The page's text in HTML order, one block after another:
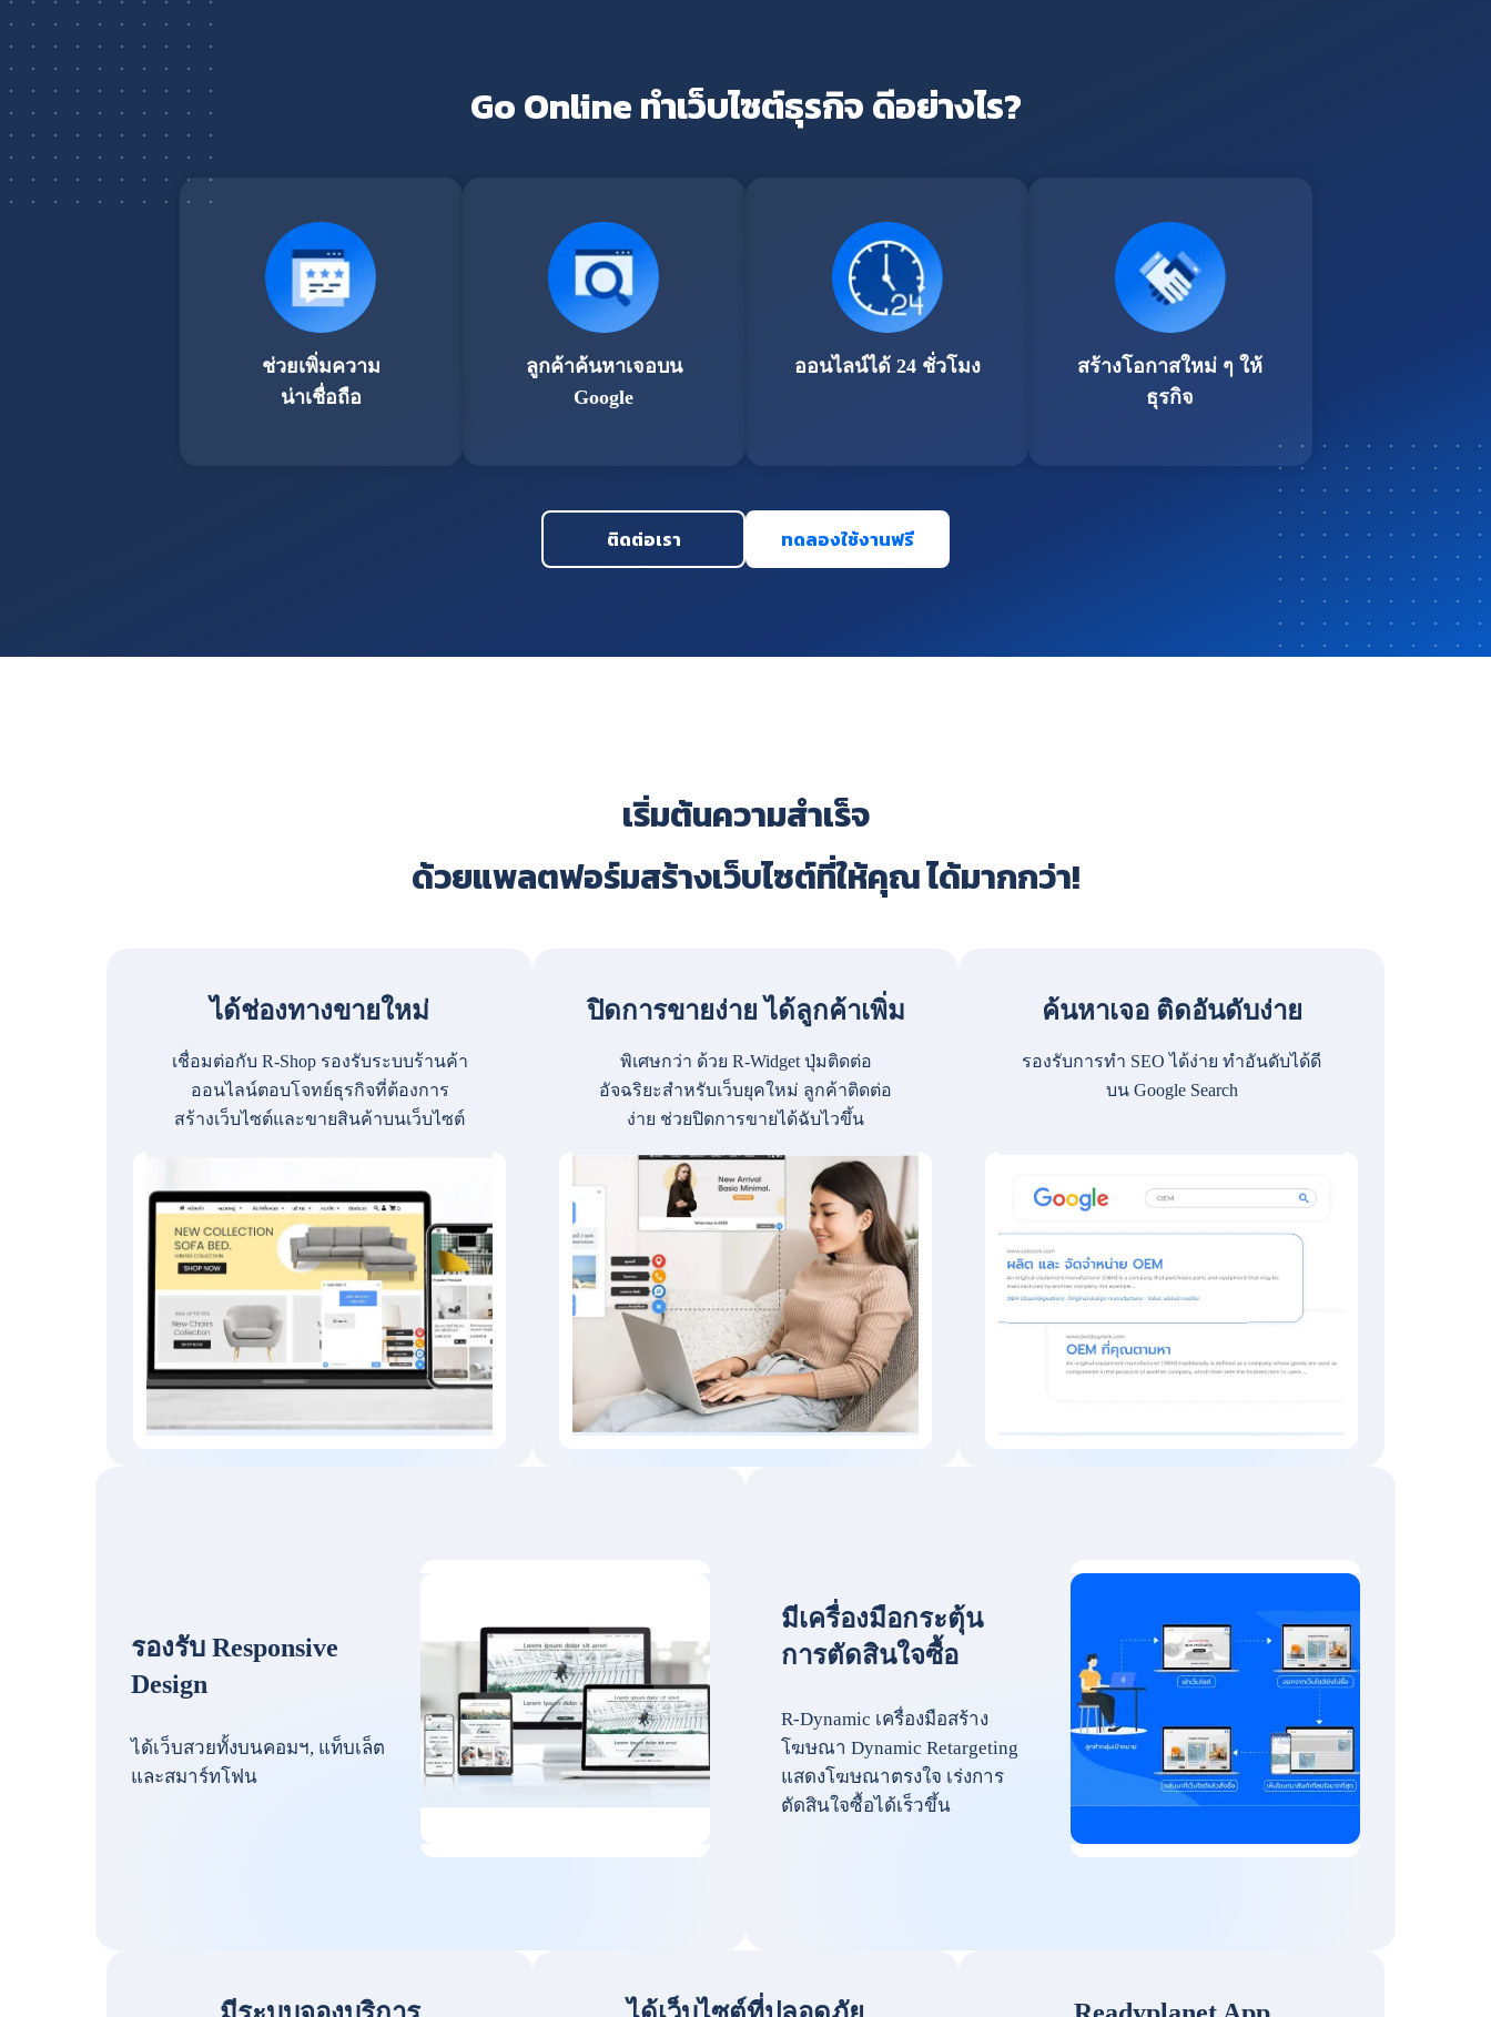
Go Online ทำเว็บไซต์ธุรกิจ ดีอย่างไร?
ช่วยเพิ่มความ
น่าเชื่อถือ
ลูกค้าค้นหาเจอบน
Google
ออนไลน์ได้ 24 ชั่วโมง
สร้างโอกาสใหม่ ๆ ให้
ธุรกิจ
ติดต่อเรา ทดลองใช้งานฟรี
เริ่มต้นความสำเร็จ
ด้วยแพลตฟอร์มสร้างเว็บไซต์ที่ให้คุณ ได้มากกว่า!
ได้ช่องทางขายใหม่
เชื่อมต่อกับ R-Shop รองรับระบบร้านค้า
ออนไลน์ตอบโจทย์ธุรกิจที่ต้องการ
สร้างเว็บไซต์และขายสินค้าบนเว็บไซต์
ปิดการขายง่าย ได้ลูกค้าเพิ่ม
พิเศษกว่า ด้วย R-Widget ปุ่มติดต่อ
อัจฉริยะสำหรับเว็บยุคใหม่ ลูกค้าติดต่อ
ง่าย ช่วยปิดการขายได้ฉับไวขึ้น
ค้นหาเจอ ติดอันดับง่าย
รองรับการทำ SEO ได้ง่าย ทำอันดับได้ดี
บน Google Search
รองรับ Responsive
Design
ได้เว็บสวยทั้งบนคอมฯ, แท็บเล็ต
และสมาร์ทโฟน
มีเครื่องมือกระตุ้น
การตัดสินใจซื้อ
R-Dynamic เครื่องมือสร้าง
โฆษณา Dynamic Retargeting
แสดงโฆษณาตรงใจ เร่งการ
ตัดสินใจซื้อได้เร็วขึ้น